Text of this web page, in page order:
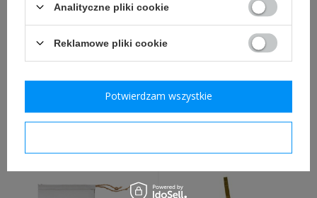
Worek na chleb RKKA,
Menażka/kociołek
aluminiowy RKKA obr. 36
Analityczne pliki cookie
Reklamowe pliki cookie
Potwierdzam wszystkie